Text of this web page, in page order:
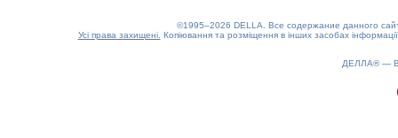
©1995–2026 DELLA. Все содержание данного
Усі права захищені. Копіювання та розміщення в інших засобах
ДЕЛЛА® —